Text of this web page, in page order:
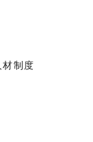
材制度